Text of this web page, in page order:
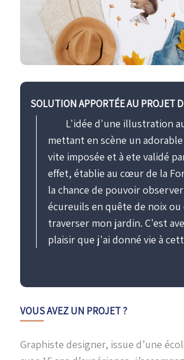
SOLUTION APPORTÉE AU PROJET
L'idée d'une illustration
mettant en scène un
vite imposée et à ete validé
effet, établie au cœur de la
la chance de pouvoir
écureuils en quête de noix
traverser mon jardin. C'est
plaisir que j'ai donné vie à
VOUS AVEZ UN PROJET ?
Graphiste designer, issue d’une